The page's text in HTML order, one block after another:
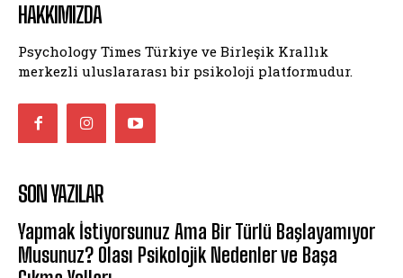
HAKKIMIZDA
Psychology Times Türkiye ve Birleşik Krallık
merkezli uluslararası bir psikoloji platformudur.
SON YAZILAR
Yapmak İstiyorsunuz Ama Bir Türlü Başlayamıyor
Musunuz? Olası Psikolojik Nedenler ve Başa